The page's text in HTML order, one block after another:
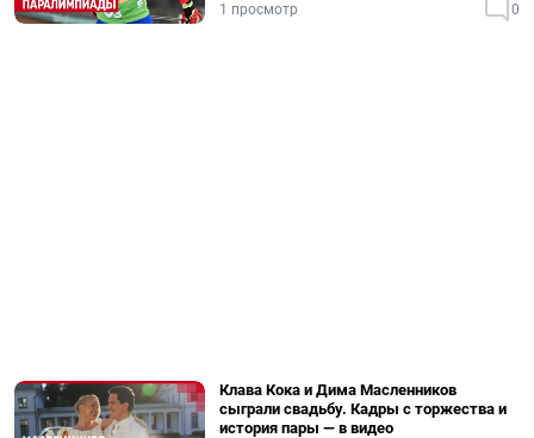
1 просмотр 0
Клава Кока и Дима Масленников
сыграли свадьбу. Кадры с торжества и
история пары — в видео